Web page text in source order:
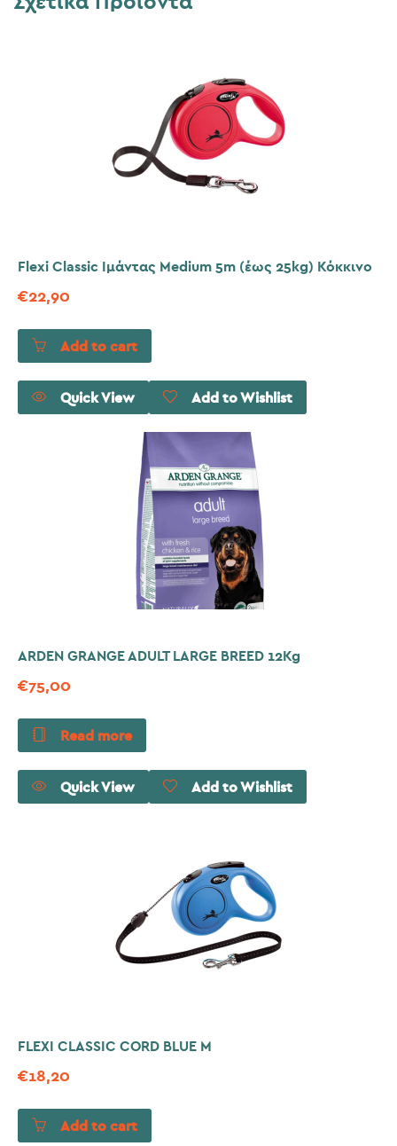
Flexi Classic Ιμάντας Medium 5m (έως 25kg) Κόκκινο
€22,90
Add to cart
Quick View Add to Wishlist
ARDEN GRANGE ADULT LARGE BREED 12Kg
€75,00
Read more
Quick View Add to Wishlist
FLEXI CLASSIC CORD BLUE M
€18,20
Add to cart